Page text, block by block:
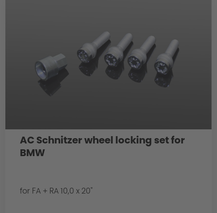
AC Schnitzer wheel locking set for
BMW
for FA + RA 10,0 x 20"